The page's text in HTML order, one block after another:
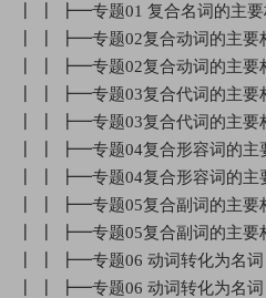
┃ ┃ ┣━专题01 复合名词的主要
┃ ┃ ┣━专题02复合动词的主要
┃ ┃ ┣━专题02复合动词的主要
┃ ┃ ┣━专题03复合代词的主要
┃ ┃ ┣━专题03复合代词的主要
┃ ┃ ┣━专题04复合形容词的主
┃ ┃ ┣━专题04复合形容词的主
┃ ┃ ┣━专题05复合副词的主要
┃ ┃ ┣━专题05复合副词的主要
┃ ┃ ┣━专题06 动词转化为名词
┃ ┃ ┣━专题06 动词转化为名词